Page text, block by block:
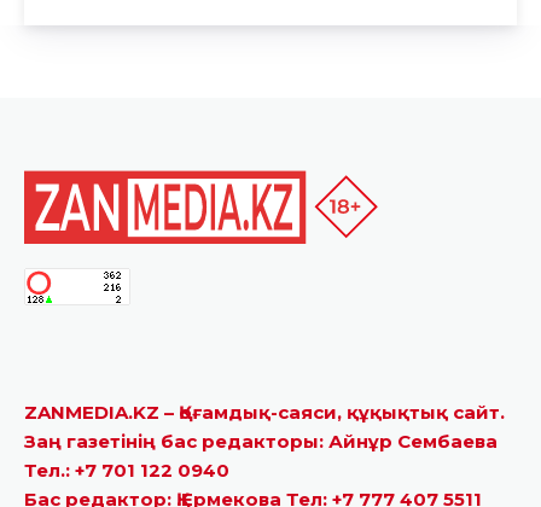
ZANMEDIA.KZ – Қоғамдық-саяси, құқықтық сайт.
Заң газетінің бас редакторы: Айнұр Сембаева
Тел.: +7 701 122 0940
Бас редактор: Қ.Ермекова Тел: +7 777 407 5511